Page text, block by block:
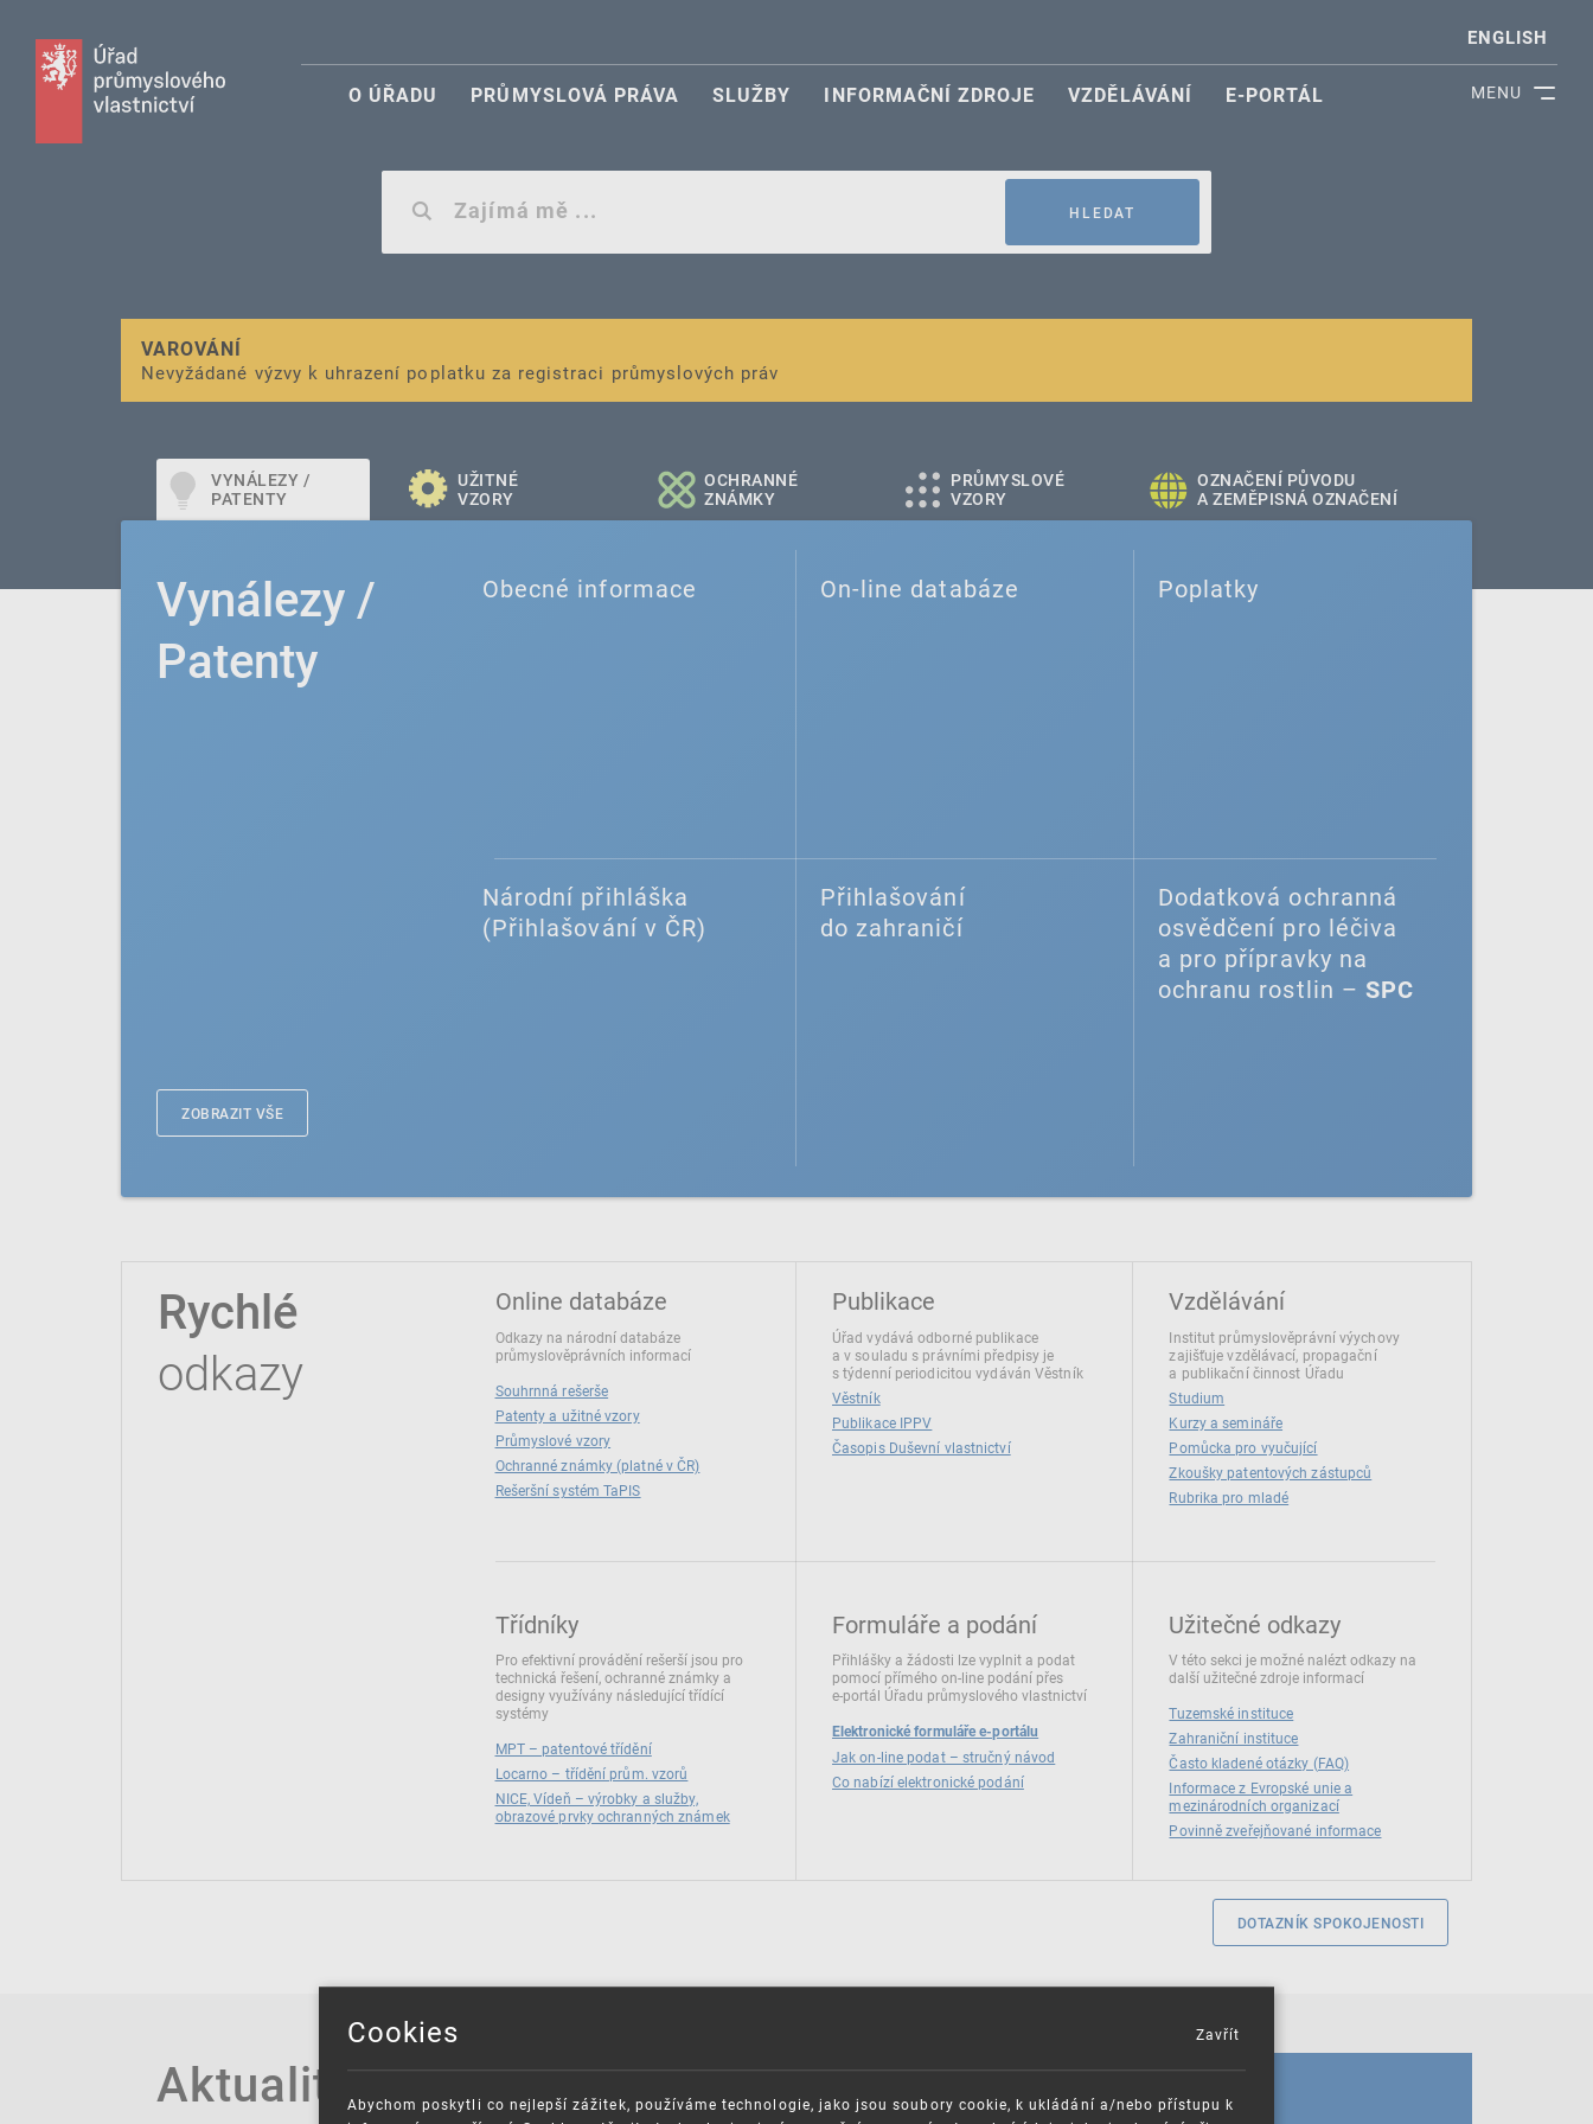
MENU
ENGLISH
O ÚŘADU PRŮMYSLOVÁ PRÁVA SLUŽBY INFORMAČNÍ ZDROJE VZDĚLÁVÁNÍ E-PORTÁL
HLEDAT
VAROVÁNÍ
Nevyžádané výzvy k uhrazení poplatku za registraci průmyslových práv
Finanční podpora
pro správu duševního vlastnictví pro malé a střední podniky
VYNÁLEZY /
PATENTY
UŽITNÉ
VZORY
OCHRANNÉ
ZNÁMKY
PRŮMYSLOVÉ
VZORY
OZNAČENÍ PŮVODU
A ZEMĚPISNÁ OZNAČENÍ
Vynálezy /
Patenty
Obecné informace On-line databáze Poplatky
Národní přihláška
(Přihlašování v ČR)
Přihlašování
do zahraničí
Dodatková ochranná
osvědčení pro léčiva
a pro přípravky na
ochranu rostlin – SPC
ZOBRAZIT VŠE
Rychlé
odkazy
Online databáze
Odkazy na národní databáze
průmyslověprávních informací
Souhrnná rešerše
Patenty a užitné vzory
Průmyslové vzory
Ochranné známky (platné v ČR)
Rešeršní systém TaPIS
Publikace
Úřad vydává odborné publikace
a v souladu s právními předpisy je
s týdenní periodicitou vydáván Věstník
Věstník
Publikace IPPV
Časopis Duševní vlastnictví
Vzdělávání
Institut průmyslověprávní výychovy
zajišťuje vzdělávací, propagační
a publikační činnost Úřadu
Studium
Kurzy a semináře
Pomůcka pro vyučující
Zkoušky patentových zástupců
Rubrika pro mladé
Třídníky
Pro efektivní provádění rešerší jsou pro
technická řešení, ochranné známky a
designy využívány následující třídící
systémy
MPT – patentové třídění
Locarno – třídění prům. vzorů
NICE, Vídeň – výrobky a služby,
obrazové prvky ochranných známek
Formuláře a podání
Přihlášky a žádosti lze vyplnit a podat
pomocí přímého on‑line podání přes
e‑portál Úřadu průmyslového vlastnictví
Elektronické formuláře e-portálu
Jak on-line podat – stručný návod
Co nabízí elektronické podání
Užitečné odkazy
V této sekci je možné nalézt odkazy na
další užitečné zdroje informací
Tuzemské instituce
Zahraniční instituce
Často kladené otázky (FAQ)
Informace z Evropské unie a
mezinárodních organizací
Povinně zveřejňované informace
DOTAZNÍK SPOKOJENOSTI
Aktuality KALENDÁŘ
Cookies
Abychom poskytli co nejlepší zážitek, používáme technologie, jako jsou soubory cookie, k ukládání a/nebo přístupu k
Zavřít